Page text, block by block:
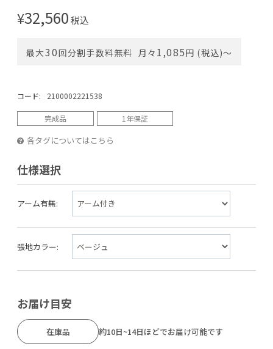
¥32,560税込
最大30回分割手数料無料 月々 1,085円 (税込)〜
コード: 2100002221538
完成品 1年保証
各タグについてはこちら
仕様選択
アーム有無:
張地カラー:
お届け目安
在庫品 約10日~14日ほどでお届け可能です